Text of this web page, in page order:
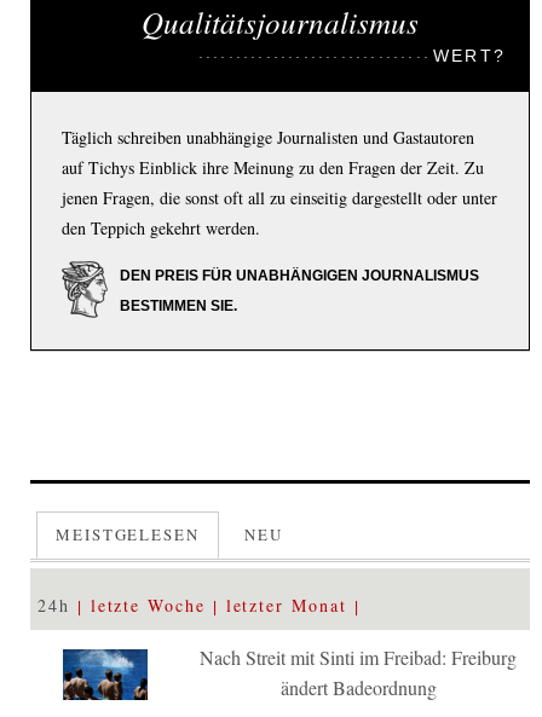
Qualitätsjournalismus
WERT?
Täglich schreiben unabhängige Journalisten und Gastautoren
auf Tichys Einblick ihre Meinung zu den Fragen der Zeit. Zu
jenen Fragen, die sonst oft all zu einseitig dargestellt oder unter
den Teppich gekehrt werden.
DEN PREIS FÜR UNABHÄNGIGEN JOURNALISMUS
BESTIMMEN SIE.
MEISTGELESEN NEU
24h letzte Woche letzter Monat
Nach Streit mit Sinti im Freibad: Freiburg
ändert Badeordnung